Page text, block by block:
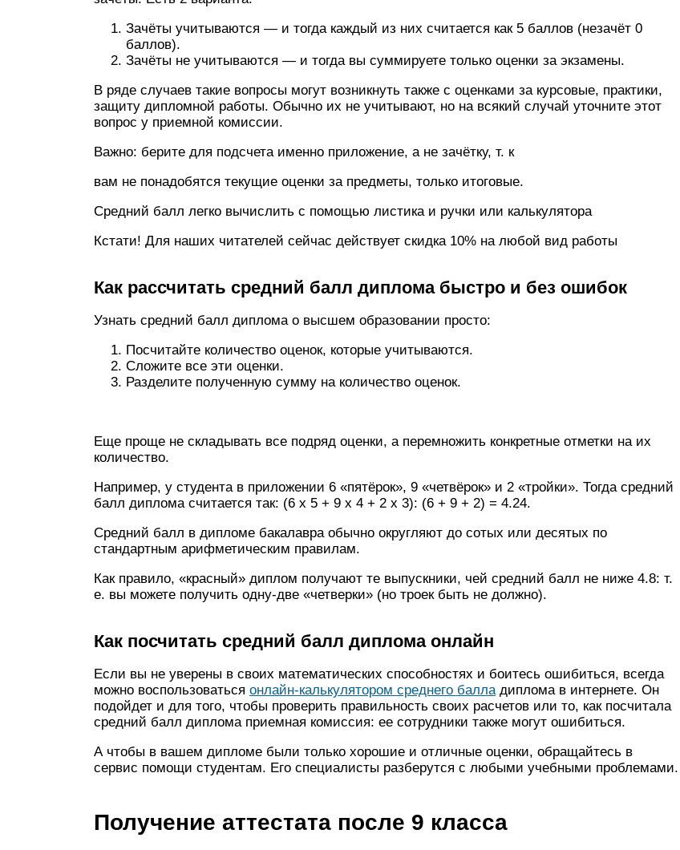
Зачёты учитываются — и тогда каждый из них считается как 5 баллов (незачёт 0
баллов).
Зачёты не учитываются — и тогда вы суммируете только оценки за экзамены.
В ряде случаев такие вопросы могут возникнуть также с оценками за курсовые, практики,
защиту дипломной работы. Обычно их не учитывают, но на всякий случай уточните этот
вопрос у приемной комиссии.
Важно: берите для подсчета именно приложение, а не зачётку, т. к
вам не понадобятся текущие оценки за предметы, только итоговые.
Средний балл легко вычислить с помощью листика и ручки или калькулятора
Кстати! Для наших читателей сейчас действует скидка 10% на любой вид работы
Как рассчитать средний балл диплома быстро и без ошибок
Узнать средний балл диплома о высшем образовании просто:
Посчитайте количество оценок, которые учитываются.
Сложите все эти оценки.
Разделите полученную сумму на количество оценок.
Еще проще не складывать все подряд оценки, а перемножить конкретные отметки на их
количество.
Например, у студента в приложении 6 «пятёрок», 9 «четвёрок» и 2 «тройки». Тогда средний
балл диплома считается так: (6 х 5 + 9 х 4 + 2 х 3): (6 + 9 + 2) = 4.24.
Средний балл в дипломе бакалавра обычно округляют до сотых или десятых по
стандартным арифметическим правилам.
Как правило, «красный» диплом получают те выпускники, чей средний балл не ниже 4.8: т.
е. вы можете получить одну-две «четверки» (но троек быть не должно).
Как посчитать средний балл диплома онлайн
Если вы не уверены в своих математических способностях и боитесь ошибиться, всегда
можно воспользоваться онлайн-калькулятором среднего балладиплома в интернете. Он
подойдет и для того, чтобы проверить правильность своих расчетов или то, как посчитала
средний балл диплома приемная комиссия: ее сотрудники также могут ошибиться.
А чтобы в вашем дипломе были только хорошие и отличные оценки, обращайтесь в
сервис помощи студентам. Его специалисты разберутся с любыми учебными проблемами.
Получение аттестата после 9 класса